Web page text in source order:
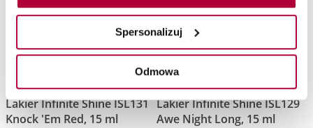
Spersonalizuj
Odmowa
Lakier Infinite Shine ISL131
Knock 'Em Red, 15 ml
Lakier Infinite Shine ISL129
Awe Night Long, 15 ml